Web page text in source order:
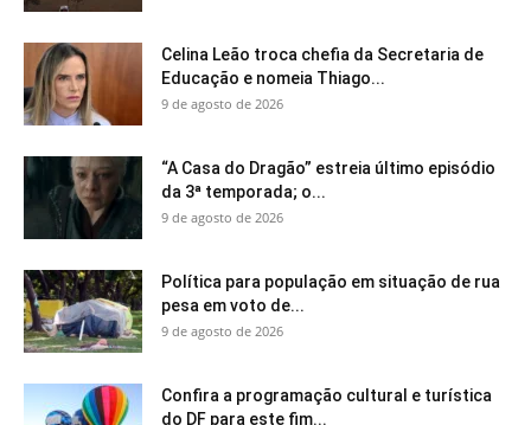
Celina Leão troca chefia da Secretaria de
Educação e nomeia Thiago...
9 de agosto de 2026
“A Casa do Dragão” estreia último episódio
da 3ª temporada; o...
9 de agosto de 2026
Política para população em situação de rua
pesa em voto de...
9 de agosto de 2026
Confira a programação cultural e turística
do DF para este fim...